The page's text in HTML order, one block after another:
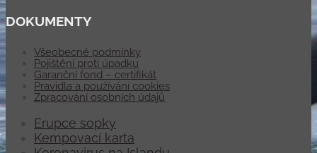
DOKUMENTY
Všeobecné podmínky
Pojištění proti úpadku
Garanční fond – certifikát
Pravidla a používání cookies
Zpracování osobních údajů
Erupce sopky
Kempovací karta